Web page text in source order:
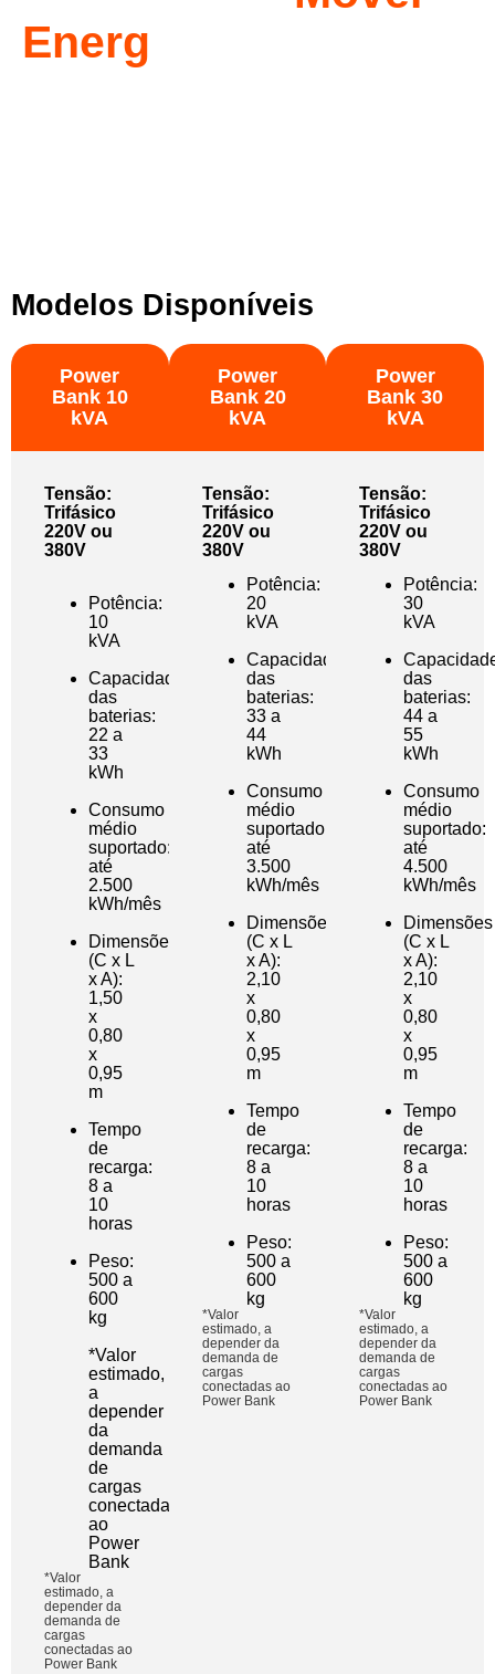
Energ
Modelos Disponíveis
Power
Bank 10
kVA
Tensão:
Trifásico
220V ou
380V
Potência:
10
kVA
Capacidade
das
baterias:
22 a
33
kWh
Consumo
médio
suportado:
até
2.500
kWh/mês
Dimensões
(C x L
x A):
1,50
x
0,80
x
0,95
m
Tempo
de
recarga:
8 a
10
horas
Peso:
500 a
600
kg
*Valor
estimado,
a
depender
da
demanda
de
cargas
conectadas
ao
Power
Bank
*Valor
estimado, a
depender da
demanda de
cargas
conectadas ao
Power Bank
Power
Bank 20
kVA
Tensão:
Trifásico
220V ou
380V
Potência:
20
kVA
Capacidade
das
baterias:
33 a
44
kWh
Consumo
médio
suportado:
até
3.500
kWh/mês
Dimensões
(C x L
x A):
2,10
x
0,80
x
0,95
m
Tempo
de
recarga:
8 a
10
horas
Peso:
500 a
600
kg
*Valor
estimado, a
depender da
demanda de
cargas
conectadas ao
Power Bank
Power
Bank 30
kVA
Tensão:
Trifásico
220V ou
380V
Potência:
30
kVA
das
baterias:
44 a
55
kWh
Consumo
médio
suportado:
até
4.500
kWh/mês
Dimensões
(C x L
x A):
2,10
x
0,80
x
0,95
m
Tempo
de
recarga:
8 a
10
horas
Peso:
500 a
600
kg
*Valor
estimado, a
depender da
demanda de
cargas
conectadas ao
Power Bank